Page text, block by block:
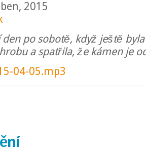
2015
den po sobotě, když ještě
a spatřila, že kámen je
04-05.mp3